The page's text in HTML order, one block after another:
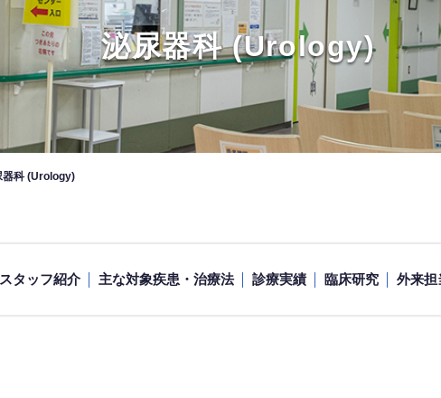
泌尿器科 (Urology)
器科 (Urology)
スタッフ紹介 主な対象疾患・治療法 診療実績 臨床研究 外来担